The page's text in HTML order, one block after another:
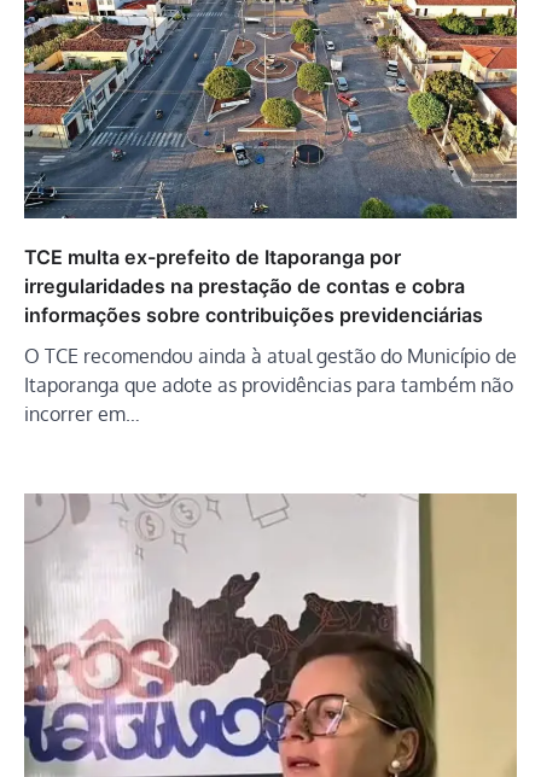
TCE multa ex-prefeito de Itaporanga por
irregularidades na prestação de contas e cobra
informações sobre contribuições previdenciárias
O TCE recomendou ainda à atual gestão do Município de
Itaporanga que adote as providências para também não
incorrer em…